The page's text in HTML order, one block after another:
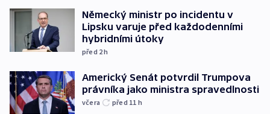
Německý ministr po incidentu v
Lipsku varuje před každodenními
hybridními útoky
před 2h
Americký Senát potvrdil Trumpova
právníka jako ministra spravedlnosti
včera před 11 h